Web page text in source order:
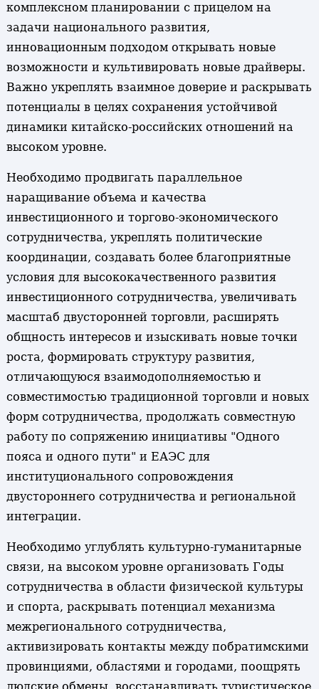
комплексном планировании с прицелом на
задачи национального развития,
инновационным подходом открывать новые
возможности и культивировать новые драйверы.
Важно укреплять взаимное доверие и раскрывать
потенциалы в целях сохранения устойчивой
динамики китайско-российских отношений на
высоком уровне.
Необходимо продвигать параллельное
наращивание объема и качества
инвестиционного и торгово-экономического
сотрудничества, укреплять политические
координации, создавать более благоприятные
условия для высококачественного развития
инвестиционного сотрудничества, увеличивать
масштаб двусторонней торговли, расширять
общность интересов и изыскивать новые точки
роста, формировать структуру развития,
отличающуюся взаимодополняемостью и
совместимостью традиционной торговли и новых
форм сотрудничества, продолжать совместную
работу по сопряжению инициативы "Одного
пояса и одного пути" и ЕАЭС для
институционального сопровождения
двустороннего сотрудничества и региональной
интеграции.
Необходимо углублять культурно-гуманитарные
связи, на высоком уровне организовать Годы
сотрудничества в области физической культуры
и спорта, раскрывать потенциал механизма
межрегионального сотрудничества,
активизировать контакты между побратимскими
провинциями, областями и городами, поощрять